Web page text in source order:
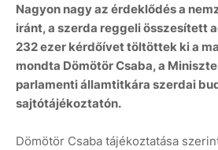
Nagyon nagy az érdeklődés a
iránt, a szerda reggeli összesített
232 ezer kérdőívet töltöttek ki a
mondta Dömötör Csaba, a
parlamenti államtitkára szerdai
sajtótájékoztatón.
Dömötör Csaba tájékoztatása